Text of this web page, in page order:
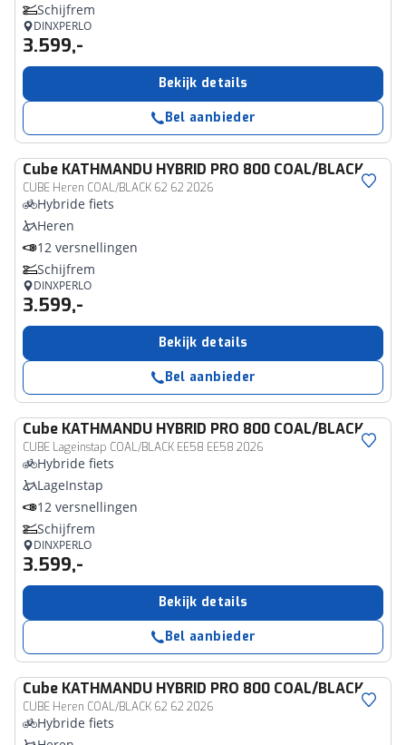
Schijfrem
DINXPERLO
3.599,-
Bekijk details
Bel aanbieder
Cube KATHMANDU HYBRID PRO 800 COAL/BLACK
CUBE Heren COAL/BLACK 62 62 2026
Hybride fiets
Heren
12 versnellingen
Schijfrem
DINXPERLO
3.599,-
Bekijk details
Bel aanbieder
Cube KATHMANDU HYBRID PRO 800 COAL/BLACK
CUBE Lageinstap COAL/BLACK EE58 EE58 2026
Hybride fiets
LageInstap
12 versnellingen
Schijfrem
DINXPERLO
3.599,-
Bekijk details
Bel aanbieder
Cube KATHMANDU HYBRID PRO 800 COAL/BLACK
CUBE Heren COAL/BLACK 62 62 2026
Hybride fiets